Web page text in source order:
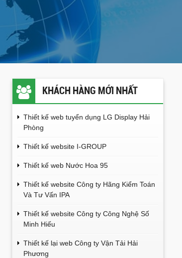
KHÁCH HÀNG MỚI NHẤT
Thiết kế web tuyển dụng LG Display Hải
Phòng
Thiết kế website I-GROUP
Thiết kế web Nước Hoa 95
Thiết kế website Công ty Hãng Kiểm Toán
Và Tư Vấn IPA
Thiết kế website Công ty Công Nghệ Số
Minh Hiếu
Thiết kế lại web Công ty Vận Tải Hải
Phương